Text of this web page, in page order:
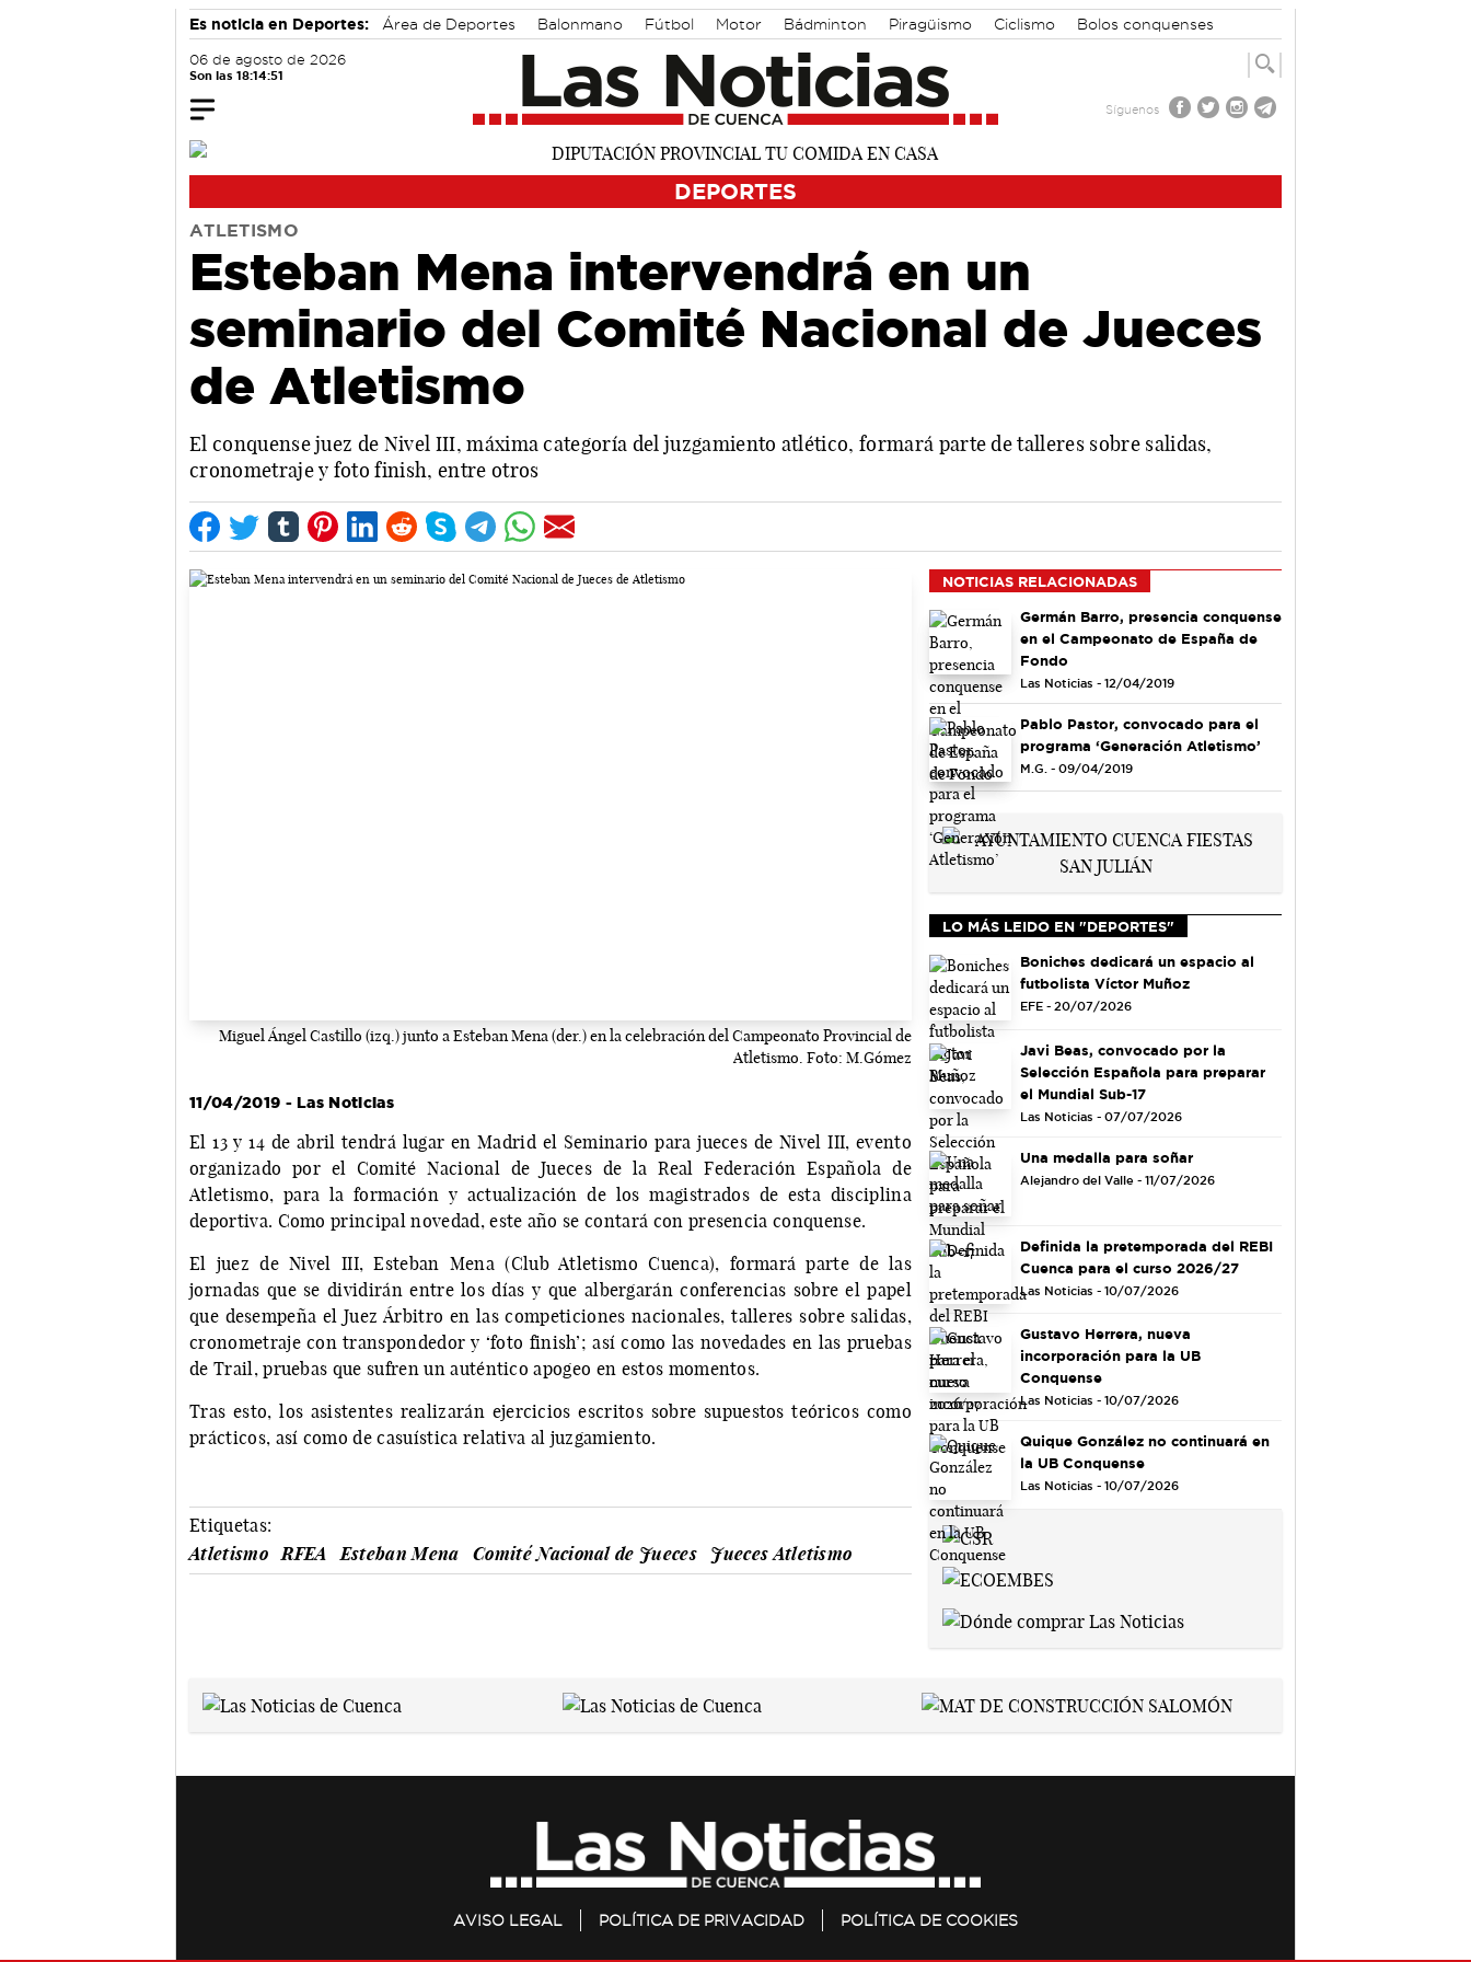
Es noticia en Deportes: Área de Deportes Balonmano Fútbol Motor Bádminton Piragüismo Ciclismo Bolos conquenses
06 de agosto de 2026
Son las 18:14:52
Síguenos
DEPORTES
ATLETISMO
Esteban Mena intervendrá en un
seminario del Comité Nacional de Jueces
de Atletismo
El conquense juez de Nivel III, máxima categoría del juzgamiento atlético, formará parte de talleres sobre salidas,
cronometraje y foto finish, entre otros
Miguel Ángel Castillo (izq.) junto a Esteban Mena (der.) en la celebración del Campeonato Provincial de
Atletismo. Foto: M.Gómez
11/04/2019 - Las Noticias
El 13 y 14 de abril tendrá lugar en Madrid el Seminario para jueces de Nivel III, evento
organizado por el Comité Nacional de Jueces de la Real Federación Española de
Atletismo, para la formación y actualización de los magistrados de esta disciplina
deportiva. Como principal novedad, este año se contará con presencia conquense.
El juez de Nivel III, Esteban Mena (Club Atletismo Cuenca), formará parte de las
jornadas que se dividirán entre los días y que albergarán conferencias sobre el papel
que desempeña el Juez Árbitro en las competiciones nacionales, talleres sobre salidas,
cronometraje con transpondedor y ‘foto finish’; así como las novedades en las pruebas
de Trail, pruebas que sufren un auténtico apogeo en estos momentos.
Tras esto, los asistentes realizarán ejercicios escritos sobre supuestos teóricos como
prácticos, así como de casuística relativa al juzgamiento.
Etiquetas:
Atletismo
RFEA Esteban Mena Comité Nacional de Jueces Jueces Atletismo
NOTICIAS RELACIONADAS
Germán Barro, presencia conquense
en el Campeonato de España de
Fondo
Las Noticias - 12/04/2019
Pablo Pastor, convocado para el
programa ‘Generación Atletismo’
M.G. - 09/04/2019
LO MÁS LEIDO EN "DEPORTES"
Boniches dedicará un espacio al
futbolista Víctor Muñoz
EFE - 20/07/2026
Javi Beas, convocado por la
Selección Española para preparar
el Mundial Sub-17
Las Noticias - 07/07/2026
Una medalla para soñar
Alejandro del Valle - 11/07/2026
Definida la pretemporada del REBI
Cuenca para el curso 2026/27
Las Noticias - 10/07/2026
Gustavo Herrera, nueva
incorporación para la UB
Conquense
Las Noticias - 10/07/2026
Quique González no continuará en
la UB Conquense
Las Noticias - 10/07/2026
AVISO LEGAL POLÍTICA DE PRIVACIDAD POLÍTICA DE COOKIES